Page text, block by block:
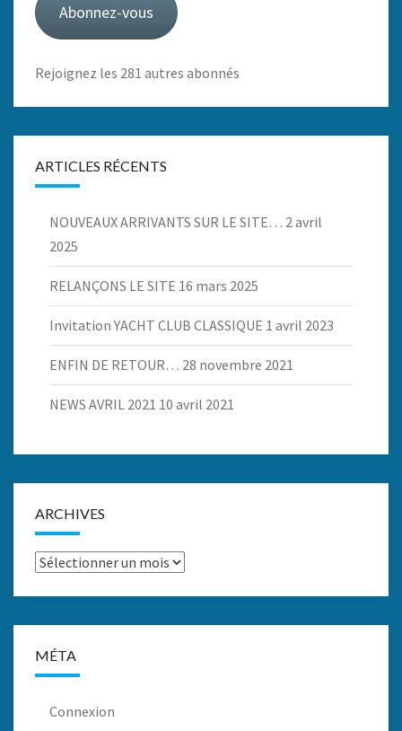
Abonnez-vous
Rejoignez les 281 autres abonnés
ARTICLES RÉCENTS
NOUVEAUX ARRIVANTS SUR LE SITE… 2 avril
2025
RELANÇONS LE SITE 16 mars 2025
Invitation YACHT CLUB CLASSIQUE 1 avril 2023
ENFIN DE RETOUR… 28 novembre 2021
NEWS AVRIL 2021 10 avril 2021
ARCHIVES
Archives
MÉTA
Connexion